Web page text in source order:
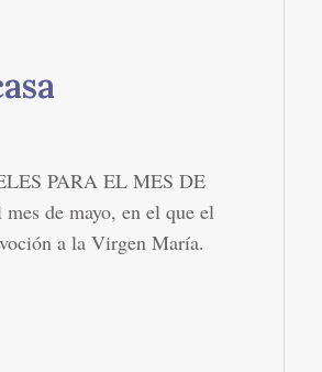
PARA EL MES DE
de mayo, en el que el
a la Virgen María.